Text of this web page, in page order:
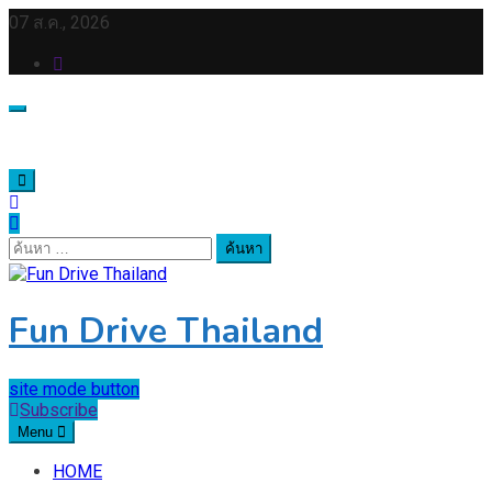
Skip
content
07 ส.ค., 2026
ค้นหา
สำหรับ:
Fun Drive Thailand
site mode button
Subscribe
Menu
HOME